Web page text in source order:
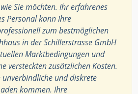
Sie möchten. Ihr erfahrenes
Personal kann Ihre
zum bestmöglichen
in der Schillerstrasse GmbH
Marktbedingungen und
versteckten zusätzlichen Kosten.
unverbindliche und diskrete
kommen. Ihre